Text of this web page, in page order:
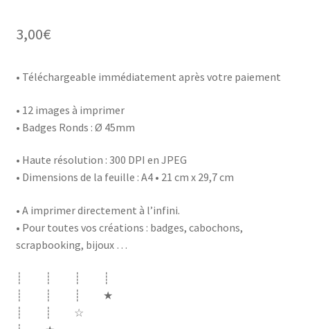
3,00€
• Téléchargeable immédiatement après votre paiement
• 12 images à imprimer
• Badges Ronds : Ø 45mm
• Haute résolution : 300 DPI en JPEG
• Dimensions de la feuille : A4 • 21 cm x 29,7 cm
• A imprimer directement à l’infini.
• Pour toutes vos créations : badges, cabochons,
scrapbooking, bijoux …
┊ ┊ ┊ ┊
┊ ┊ ┊ ★
┊ ┊ ☆